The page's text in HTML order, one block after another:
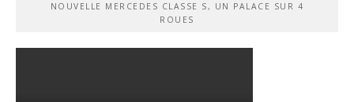
NOUVELLE MERCEDES CLASSE S, UN PALACE SUR 4
ROUES